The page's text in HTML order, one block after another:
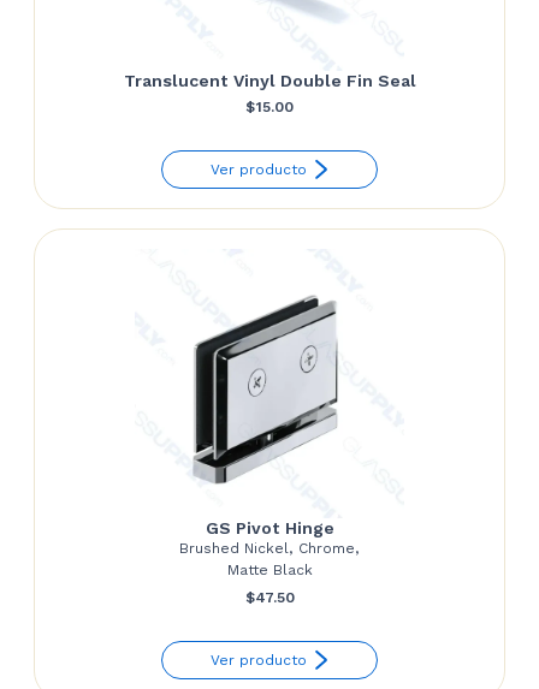
Translucent Vinyl Double Fin Seal
$15.00
Ver producto
GS Pivot Hinge
Brushed Nickel, Chrome,
Matte Black
$47.50
Ver producto